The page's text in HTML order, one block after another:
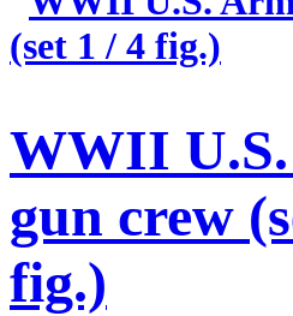
WWII
gun crew
fig.)